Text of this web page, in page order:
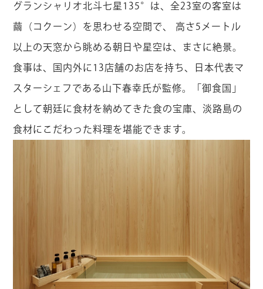
グランシャリオ北斗七星135°は、全23室の客室は
繭（コクーン）を思わせる空間で、 高さ5メートル
以上の天窓から眺める朝日や星空は、まさに絶景。
食事は、国内外に13店舗のお店を持ち、日本代表マ
スターシェフである山下春幸氏が監修。「御食国」
として朝廷に食材を納めてきた食の宝庫、淡路島の
食材にこだわった料理を堪能できます。